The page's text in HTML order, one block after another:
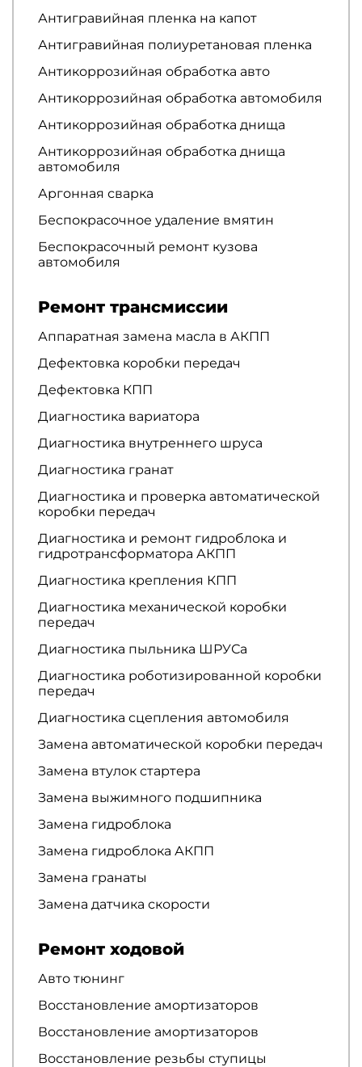
Антигравийная пленка на капот
Антигравийная полиуретановая пленка
Антикоррозийная обработка авто
Антикоррозийная обработка автомобиля
Антикоррозийная обработка днища
Антикоррозийная обработка днища
автомобиля
Аргонная сварка
Беспокрасочное удаление вмятин
Беспокрасочный ремонт кузова
автомобиля
Ремонт трансмиссии
Аппаратная замена масла в АКПП
Дефектовка коробки передач
Дефектовка КПП
Диагностика вариатора
Диагностика внутреннего шруса
Диагностика гранат
Диагностика и проверка автоматической
коробки передач
Диагностика и ремонт гидроблока и
гидротрансформатора АКПП
Диагностика крепления КПП
Диагностика механической коробки
передач
Диагностика пыльника ШРУСа
Диагностика роботизированной коробки
передач
Диагностика сцепления автомобиля
Замена автоматической коробки передач
Замена втулок стартера
Замена выжимного подшипника
Замена гидроблока
Замена гидроблока АКПП
Замена гранаты
Замена датчика скорости
Ремонт ходовой
Авто тюнинг
Восстановление амортизаторов
Восстановление амортизаторов
Восстановление резьбы ступицы